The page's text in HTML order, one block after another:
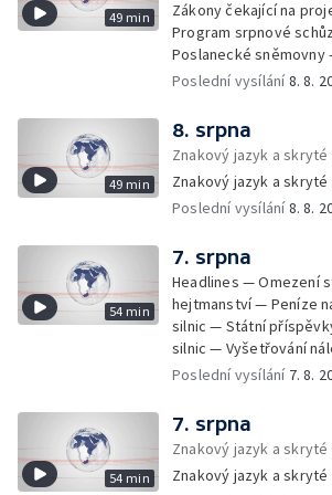
49 min
Zákony čekající na
Program srpnové
Poslanecké sněmovny
Zelenskyj jednal
provoz nelegálních
Populace Česka stárne
přijetí do domovů pro
vybrala kandidáta na
soutěžních párů
Prahou prošel průvod
sexuálních menšin —
Pátrání na jezeře Most
paddleboardech —
destinace — Kolik
— Cestování se zvířaty
Šumavu — Demolice
ministr spravedlnosti
zpřísnilo kontroly na
zaostává v
Poslední vysílání8. 8.
49 min
8. srpna
Znakový jazyk a
Znakový jazyk a
Poslední vysílání8. 8.
54 min
7. srpna
Headlines — Omezení
hejtmanství — Peníze
silnic — Státní
silnic — Vyšetřování
letišti v Lipsku —
budovy ve Zlíně —
Obvinění v kauze
ve službách vzrostly —
ukrajinských dronů na
Poslední vysílání 7. 8.
54 min
7. srpna
Znakový jazyk a
Znakový jazyk a